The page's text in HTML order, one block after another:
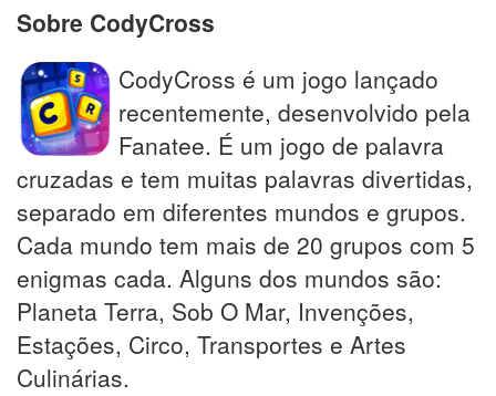
Sobre CodyCross
CodyCross é um jogo lançado
recentemente, desenvolvido pela
Fanatee. É um jogo de palavra
cruzadas e tem muitas palavras divertidas,
separado em diferentes mundos e grupos.
Cada mundo tem mais de 20 grupos com 5
enigmas cada. Alguns dos mundos são:
Planeta Terra, Sob O Mar, Invenções,
Estações, Circo, Transportes e Artes
Culinárias.